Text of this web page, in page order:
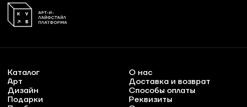
Каталог
Арт
Дизайн
Подарки
О нас
Доставка и возврат
Способы оплаты
Реквизиты